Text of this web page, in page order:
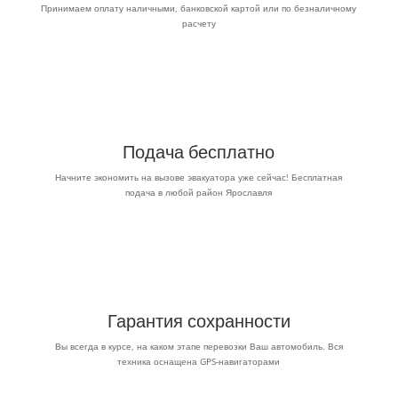
Принимаем оплату наличными, банковской картой или по безналичному
расчету
Подача бесплатно
Начните экономить на вызове эвакуатора уже сейчас! Бесплатная
подача в любой район Ярославля
Гарантия сохранности
Вы всегда в курсе, на каком этапе перевозки Ваш автомобиль. Вся
техника оснащена GPS-навигаторами